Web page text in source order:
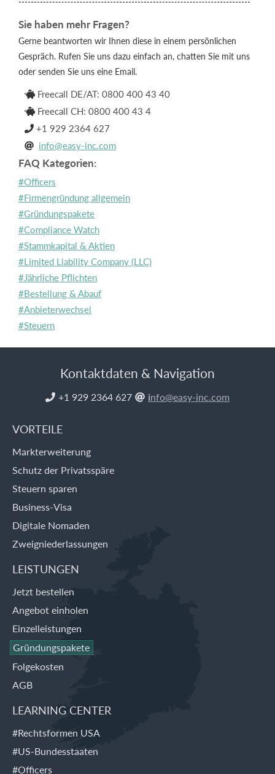
Sie haben mehr Fragen?
Gerne beantworten wir Ihnen diese in einem persönlichen
Gespräch. Rufen Sie uns dazu einfach an, chatten Sie mit uns
oder senden Sie uns eine Email.
 Freecall DE/AT: 0800 400 43 40
 Freecall CH: 0800 400 43 4
 +1 929 2364 627
 info@easy-inc.com
FAQ Kategorien:
#Officers
#Firmengründung allgemein
#Gründungspakete
#Compliance Watch
#Stammkapital & Aktien
#Limited Liability Company (LLC)
#Jährliche Pflichten
#Bestellung & Abauf
#Anbieterwechsel
#Steuern
Kontaktdaten & Navigation
 +1 929 2364 627  info@easy-inc.com
VORTEILE
Markterweiterung
Schutz der Privatsspäre
Steuern sparen
Business-Visa
Digitale Nomaden
Zweigniederlassungen
LEISTUNGEN
Jetzt bestellen
Angebot einholen
Einzelleistungen
Gründungspakete
Folgekosten
AGB
LEARNING CENTER
#Rechtsformen USA
#US-Bundesstaaten
#Officers